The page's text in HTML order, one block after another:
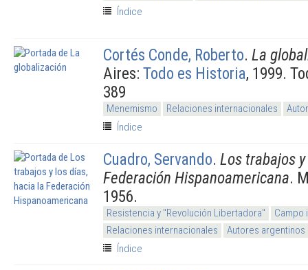
Índice
Cortés Conde, Roberto. La
Aires: Todo es Historia, 1999.
389
Menemismo Relaciones internacionales
Índice
Cuadro, Servando. Los trabajos
Federación Hispanoamericana.
1956.
Resistencia y "Revolución Libertadora"
Campo
Relaciones internacionales
Autores argentinos
Índice